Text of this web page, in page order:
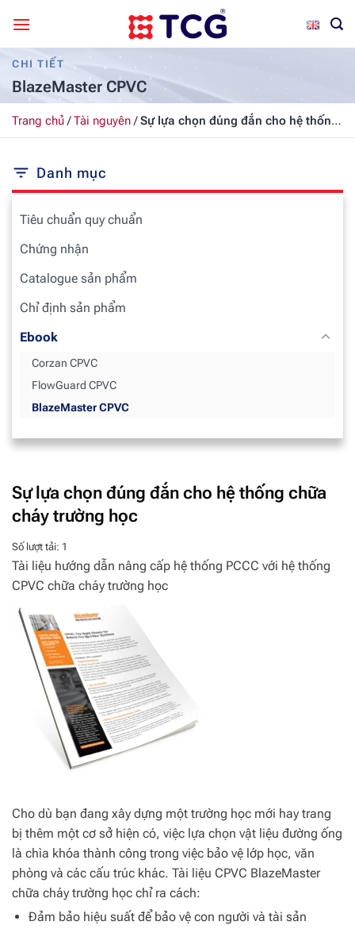
qua
nội
dungCHI TIẾT
BlazeMaster CPVC
Trang chủ/Tài nguyên/Sự lựa chọn đúng đắn cho hệ thống
chữa cháy trường học
Danh mục
Tiêu chuẩn quy chuẩn
Chứng nhận
Catalogue sản phẩm
Chỉ định sản phẩm
Ebook
Corzan CPVC
FlowGuard CPVC
BlazeMaster CPVC
Sự lựa chọn đúng đắn cho hệ thống chữa
cháy trường học
Số lượt tải: 1
Tài liệu hướng dẫn nâng cấp hệ thống PCCC với hệ thống
CPVC chữa cháy trường học
Cho dù bạn đang xây dựng một trường học mới hay trang
bị thêm một cơ sở hiện có, việc lựa chọn vật liệu đường ống
là chìa khóa thành công trong việc bảo vệ lớp học, văn
phòng và các cấu trúc khác. Tài liệu CPVC BlazeMaster
chữa cháy trường học chỉ ra cách:
Đảm bảo hiệu suất để bảo vệ con người và tài sản